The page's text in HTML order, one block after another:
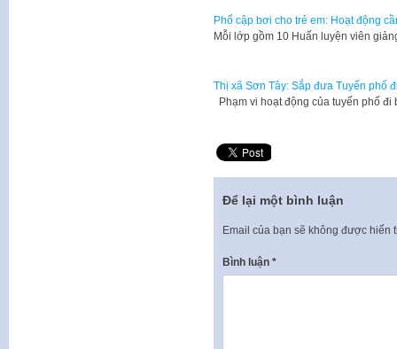
Phổ cập bơi cho trẻ em: Hoạt động
Mỗi lớp gồm 10 Huấn luyện viên
Thị xã Sơn Tây: Sắp đưa Tuyến phố
Phạm vi hoạt động của tuyến phố
Để lại một bình luận
Email của bạn sẽ không được hiển
Bình luận *